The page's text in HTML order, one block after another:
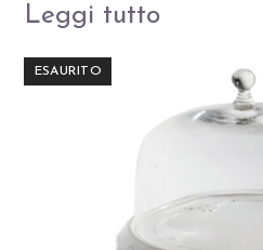
Leggi tutto
ESAURITO